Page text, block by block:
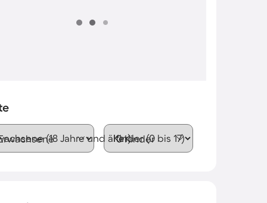
(18 Jahre und älter)Kinder (0 bis 17)